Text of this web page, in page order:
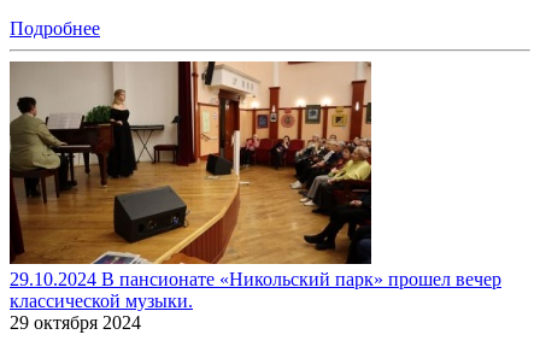
Подробнее
29.10.2024 В пансионате «Никольский парк» прошел вечер
классической музыки.
29 октября 2024